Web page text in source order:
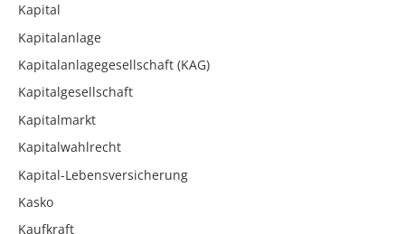
Kapital
Kapitalanlage
Kapitalanlagegesellschaft (KAG)
Kapitalgesellschaft
Kapitalmarkt
Kapitalwahlrecht
Kapital-Lebensversicherung
Kasko
Kaufkraft